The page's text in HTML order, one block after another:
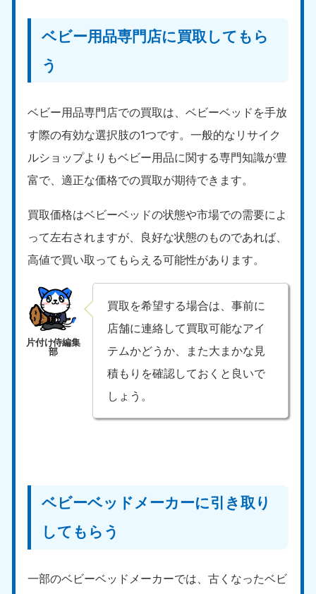
ベビー用品専門店に買取してもら
う
ベビー用品専門店での買取は、ベビーベッドを手放
す際の有効な選択肢の1つです。一般的なリサイク
ルショップよりもベビー用品に関する専門知識が豊
富で、適正な価格での買取が期待できます。
買取価格はベビーベッドの状態や市場での需要によ
って左右されますが、良好な状態のものであれば、
高値で買い取ってもらえる可能性があります。
買取を希望する場合は、事前に
店舗に連絡して買取可能なアイ
テムかどうか、また大まかな見
積もりを確認しておくと良いで
しょう。
ベビーベッドメーカーに引き取り
してもらう
一部のベビーベッドメーカーでは、古くなったベビ